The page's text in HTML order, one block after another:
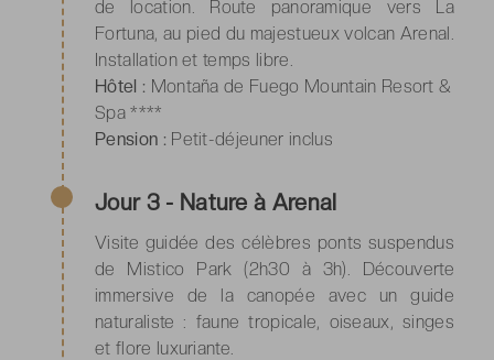
de location. Route panoramique vers La
Fortuna, au pied du majestueux volcan Arenal.
Installation et temps libre.
Hôtel : Montaña de Fuego Mountain Resort &
Spa ****
Pension : Petit-déjeuner inclus
Jour 3 - Nature à Arenal
Visite guidée des célèbres ponts suspendus
de Mistico Park (2h30 à 3h). Découverte
immersive de la canopée avec un guide
naturaliste : faune tropicale, oiseaux, singes
et flore luxuriante.